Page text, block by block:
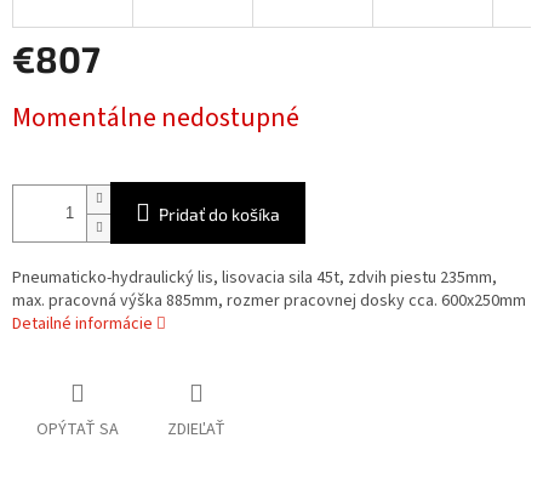
€807
cena:
Momentálne nedostupné
Pridať do košíka
Pneumaticko-hydraulický lis, lisovacia sila 45t, zdvih piestu 235mm,
max. pracovná výška 885mm, rozmer pracovnej dosky cca. 600x250mm
Detailné informácie
OPÝTAŤ SA ZDIEĽAŤ